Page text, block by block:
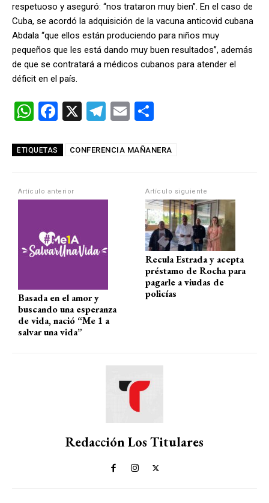
respetuoso y aseguró: “nos trataron muy bien”. En el caso de
Cuba, se acordó la adquisición de la vacuna anticovid cubana
Abdala “que ellos están produciendo para niños muy
pequeños que les está dando muy buen resultados”, además
de que se contratará a médicos cubanos para atender el
déficit en el país.
W
at
A
p
p
F
ce
o
o
X
T
e
m
E
ail m
ar
tir
ETIQUETAS CONFERENCIA MAÑANERA
Artículo anterior
Basada en el amor y
buscando una esperanza
de vida, nació “Me 1 a
salvar una vida”
Artículo siguiente
Recula Estrada y acepta
préstamo de Rocha para
pagarle a viudas de
policías
Redacción Los Titulares